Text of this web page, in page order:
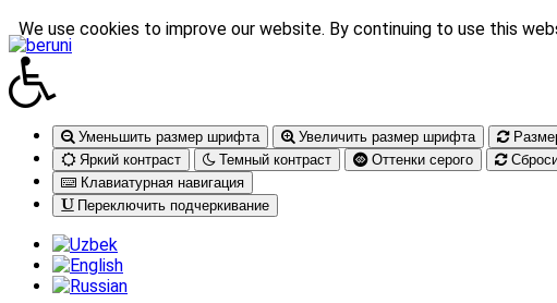
Уменьшить размер шрифта Увеличить размер шрифта
Яркий контраст
Темный контраст Оттенки серого
Клавиатурная навигация
Переключить подчеркивание
We use cookies to improve our website. By continuing to use this